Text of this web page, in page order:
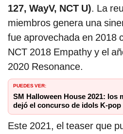
127, WayV, NCT U). La
miembros genera una
fue aprovechada en 2018
NCT 2018 Empathy y el
2020 Resonance.
PUEDES VER:
SM Halloween House 2021: los
dejó el concurso de idols K-pop
Este 2021, el teaser que